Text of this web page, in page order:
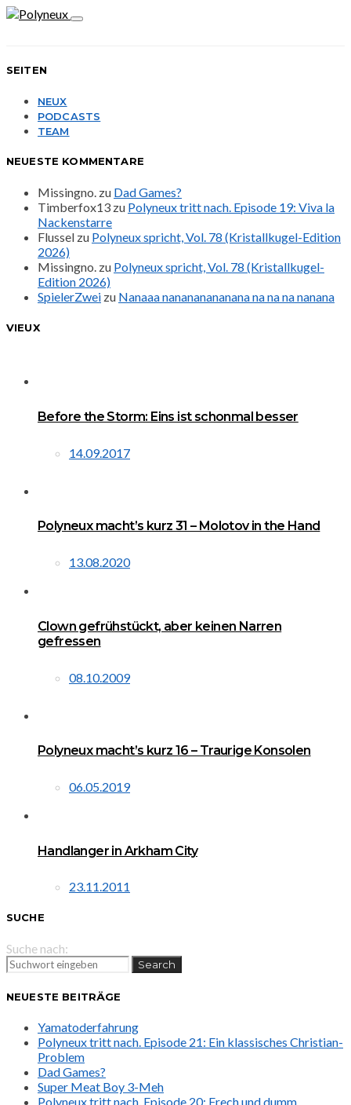
SEITEN
NEUX
PODCASTS
TEAM
NEUESTE KOMMENTARE
Missingno. zu Dad Games?
Timberfox13 zu Polyneux tritt nach. Episode 19: Viva la
Nackenstarre
Flussel zu Polyneux spricht, Vol. 78 (Kristallkugel-Edition
2026)
Missingno. zu Polyneux spricht, Vol. 78 (Kristallkugel-
Edition 2026)
SpielerZwei zu Nanaaa nanananananana na na na nanana
VIEUX
Before the Storm: Eins ist schonmal besser
14.09.2017
Polyneux macht’s kurz 31 – Molotov in the Hand
13.08.2020
Clown gefrühstückt, aber keinen Narren
gefressen
08.10.2009
Polyneux macht’s kurz 16 – Traurige Konsolen
06.05.2019
Handlanger in Arkham City
23.11.2011
SUCHE
Suche nach:
Search
NEUESTE BEITRÄGE
Yamatoderfahrung
Polyneux tritt nach. Episode 21: Ein klassisches Christian-
Problem
Dad Games?
Super Meat Boy 3-Meh
Polyneux tritt nach. Episode 20: Frech und dumm